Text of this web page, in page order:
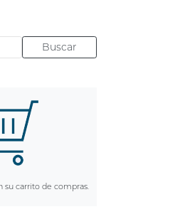
su carrito de compras.